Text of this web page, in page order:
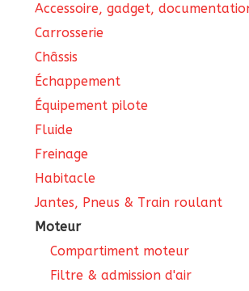
Accessoire, gadget,
Carrosserie
Châssis
Échappement
Équipement pilote
Fluide
Freinage
Habitacle
Jantes, Pneus & Train roulant
Moteur
Compartiment moteur
Filtre & admission d'air